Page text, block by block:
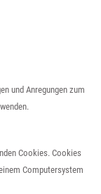
und Anregungen zum
Cookies. Cookies
Computersystem